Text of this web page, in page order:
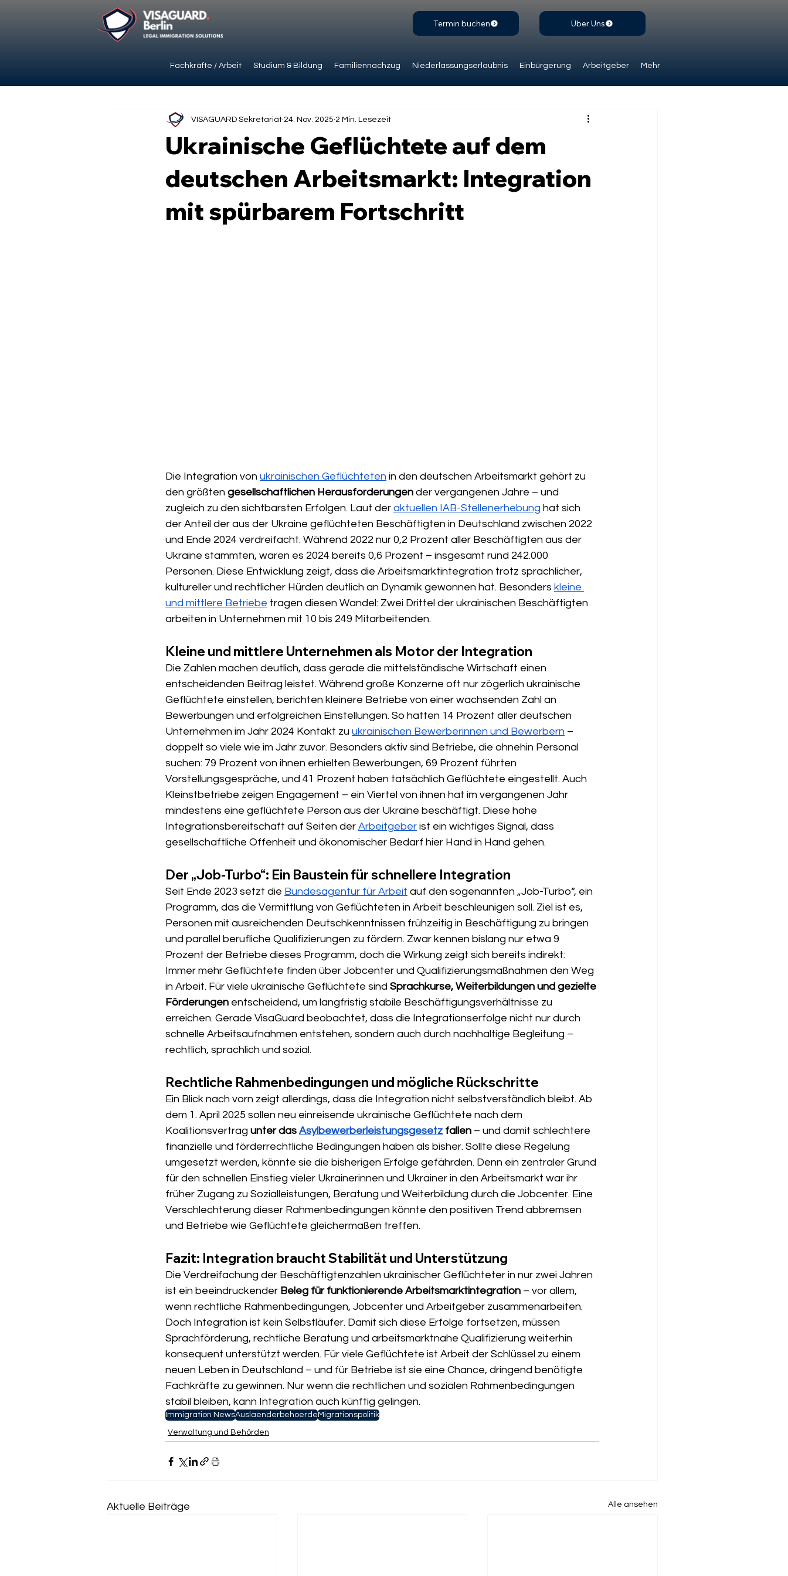
Fachkräfte / Arbeit Studium & Bildung Familiennachzug Niederlassungserlaubnis Einbürgerung Arbeitgeber Mehr
Termin buchen Über Uns
Ukrainische Geflüchtete auf dem
deutschen Arbeitsmarkt: Integration
mit spürbarem Fortschritt
VISAGUARD Sekretariat 24. Nov. 2025 2 Min. Lesezeit
Die Integration von ukrainischen Geflüchteten in den deutschen Arbeitsmarkt gehört zu
den größten gesellschaftlichen Herausforderungen der vergangenen Jahre – und
zugleich zu den sichtbarsten Erfolgen. Laut der aktuellen IAB-Stellenerhebung hat sich
der Anteil der aus der Ukraine geflüchteten Beschäftigten in Deutschland zwischen 2022
und Ende 2024 verdreifacht. Während 2022 nur 0,2 Prozent aller Beschäftigten aus der
Ukraine stammten, waren es 2024 bereits 0,6 Prozent – insgesamt rund 242.000
Personen. Diese Entwicklung zeigt, dass die Arbeitsmarktintegration trotz sprachlicher,
kultureller und rechtlicher Hürden deutlich an Dynamik gewonnen hat. Besonders kleine
und mittlere Betriebe tragen diesen Wandel: Zwei Drittel der ukrainischen Beschäftigten
arbeiten in Unternehmen mit 10 bis 249 Mitarbeitenden.
Kleine und mittlere Unternehmen als Motor der Integration
Die Zahlen machen deutlich, dass gerade die mittelständische Wirtschaft einen
entscheidenden Beitrag leistet. Während große Konzerne oft nur zögerlich ukrainische
Geflüchtete einstellen, berichten kleinere Betriebe von einer wachsenden Zahl an
Bewerbungen und erfolgreichen Einstellungen. So hatten 14 Prozent aller deutschen
Unternehmen im Jahr 2024 Kontakt zu ukrainischen Bewerberinnen und Bewerbern –
doppelt so viele wie im Jahr zuvor. Besonders aktiv sind Betriebe, die ohnehin Personal
suchen: 79 Prozent von ihnen erhielten Bewerbungen, 69 Prozent führten
Vorstellungsgespräche, und 41 Prozent haben tatsächlich Geflüchtete eingestellt. Auch
Kleinstbetriebe zeigen Engagement – ein Viertel von ihnen hat im vergangenen Jahr
mindestens eine geflüchtete Person aus der Ukraine beschäftigt. Diese hohe
Integrationsbereitschaft auf Seiten der Arbeitgeber ist ein wichtiges Signal, dass
gesellschaftliche Offenheit und ökonomischer Bedarf hier Hand in Hand gehen.
Der „Job-Turbo“: Ein Baustein für schnellere Integration
Seit Ende 2023 setzt die Bundesagentur für Arbeit auf den sogenannten „Job-Turbo“, ein
Programm, das die Vermittlung von Geflüchteten in Arbeit beschleunigen soll. Ziel ist es,
Personen mit ausreichenden Deutschkenntnissen frühzeitig in Beschäftigung zu bringen
und parallel berufliche Qualifizierungen zu fördern. Zwar kennen bislang nur etwa 9
Prozent der Betriebe dieses Programm, doch die Wirkung zeigt sich bereits indirekt:
Immer mehr Geflüchtete finden über Jobcenter und Qualifizierungsmaßnahmen den Weg
in Arbeit. Für viele ukrainische Geflüchtete sind Sprachkurse, Weiterbildungen und gezielte
Förderungen entscheidend, um langfristig stabile Beschäftigungsverhältnisse zu
erreichen. Gerade VisaGuard beobachtet, dass die Integrationserfolge nicht nur durch
schnelle Arbeitsaufnahmen entstehen, sondern auch durch nachhaltige Begleitung –
rechtlich, sprachlich und sozial.
Rechtliche Rahmenbedingungen und mögliche Rückschritte
Ein Blick nach vorn zeigt allerdings, dass die Integration nicht selbstverständlich bleibt. Ab
dem 1. April 2025 sollen neu einreisende ukrainische Geflüchtete nach dem
Koalitionsvertrag unter das Asylbewerberleistungsgesetz fallen – und damit schlechtere
finanzielle und förderrechtliche Bedingungen haben als bisher. Sollte diese Regelung
umgesetzt werden, könnte sie die bisherigen Erfolge gefährden. Denn ein zentraler Grund
für den schnellen Einstieg vieler Ukrainerinnen und Ukrainer in den Arbeitsmarkt war ihr
früher Zugang zu Sozialleistungen, Beratung und Weiterbildung durch die Jobcenter. Eine
Verschlechterung dieser Rahmenbedingungen könnte den positiven Trend abbremsen
und Betriebe wie Geflüchtete gleichermaßen treffen.
Fazit: Integration braucht Stabilität und Unterstützung
Die Verdrei­fachung der Beschäftigtenzahlen ukrainischer Geflüchteter in nur zwei Jahren
ist ein beeindruckender Beleg für funktionierende Arbeitsmarktintegration – vor allem,
wenn rechtliche Rahmenbedingungen, Jobcenter und Arbeitgeber zusammenarbeiten.
Doch Integration ist kein Selbstläufer. Damit sich diese Erfolge fortsetzen, müssen
Sprachförderung, rechtliche Beratung und arbeitsmarktnahe Qualifizierung weiterhin
konsequent unterstützt werden. Für viele Geflüchtete ist Arbeit der Schlüssel zu einem
neuen Leben in Deutschland – und für Betriebe ist sie eine Chance, dringend benötigte
Fachkräfte zu gewinnen. Nur wenn die rechtlichen und sozialen Rahmenbedingungen
stabil bleiben, kann Integration auch künftig gelingen.
Immigration NewsAuslaenderbehoerde Migrationspolitik
Verwaltung und Behörden
Aktuelle Beiträge Alle ansehen